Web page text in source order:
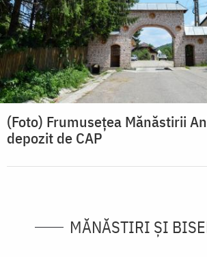
(Foto) Frumusețea Mănăstirii
depozit de CAP
MĂNĂSTIRI ȘI